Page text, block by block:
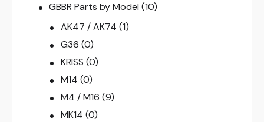
GBBR Parts by Model (10)
AK47 / AK74 (1)
G36 (0)
KRISS (0)
M14 (0)
M4 / M16 (9)
MK14 (0)